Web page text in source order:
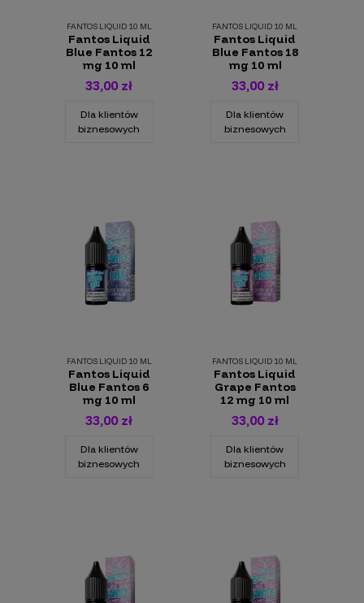
FANTOS LIQUID 10 ML
Fantos Liquid
Blue Fantos 12
mg 10 ml
33,00 zł
Dla klientów
biznesowych
FANTOS LIQUID 10 ML
Fantos Liquid
Blue Fantos 18
mg 10 ml
33,00 zł
Dla klientów
biznesowych
FANTOS LIQUID 10 ML
Fantos Liquid
Blue Fantos 6
mg 10 ml
33,00 zł
Dla klientów
biznesowych
FANTOS LIQUID 10 ML
Fantos Liquid
Grape Fantos
12 mg 10 ml
33,00 zł
Dla klientów
biznesowych